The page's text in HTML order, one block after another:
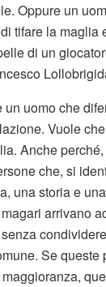
Oppure un
tifare la maglia
di un
un uomo che
Vuole
Anche
che, si
una storia e
arrivano
Se queste